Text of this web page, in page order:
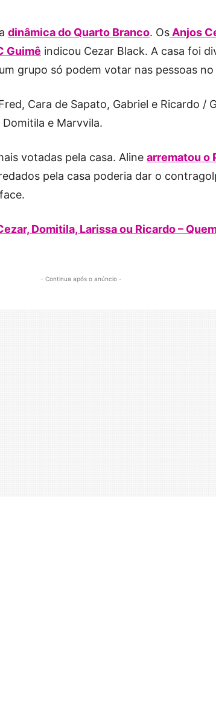
dinâmica do Quarto Branco. Os Anjos
Guimê indicou Cezar Black. A casa foi
grupo só podem votar nas pessoas
Cara de Sapato, Gabriel e Ricardo /
Domitila e Marvvila.
votadas pela casa. Aline arrematou o
pela casa poderia dar o
Domitila, Larissa ou Ricardo –
- Continua após o anúncio -